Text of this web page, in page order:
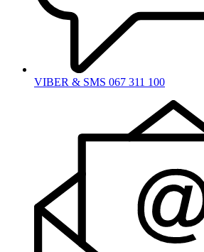
VIBER & SMS 067 311 100